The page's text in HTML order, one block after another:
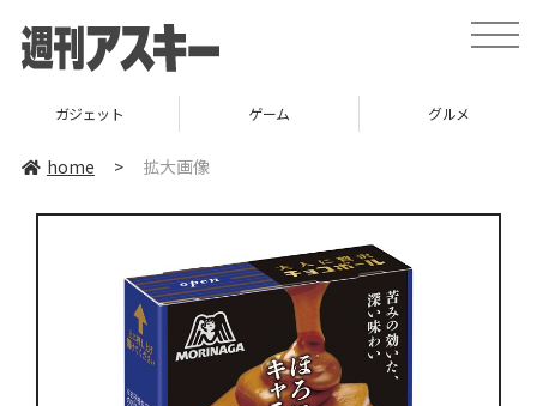
toggle
ガジェット ゲーム グルメ
home > 拡大画像